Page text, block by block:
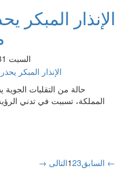
السبت 31 مارس 2018 12:36 مساءً
حالة من التقلبات
المملكة، تسببت في تدني
→ السابق 123
التالى ←